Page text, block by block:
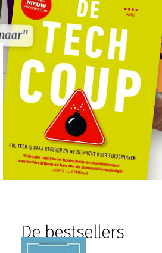
De bestsellers